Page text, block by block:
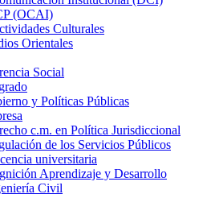
(OCAI)
Culturales
Orientales
Social
y Políticas Públicas
c.m. en Política Jurisdiccional
de los Servicios Públicos
universitaria
Aprendizaje y Desarrollo
Civil